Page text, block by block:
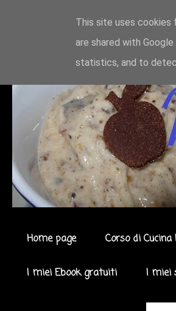
Home page Corso di
I miei Ebook gratuiti I miei
This site uses cookies
are shared with
statistics, and to